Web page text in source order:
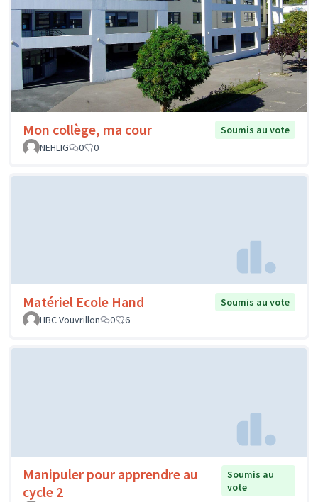
Mon collège, ma cour
Soumis au vote
NEHLIG
0 0
Matériel Ecole Hand
Soumis au vote
HBC Vouvrillon
0 6
Manipuler pour apprendre au
cycle 2
Soumis au
vote